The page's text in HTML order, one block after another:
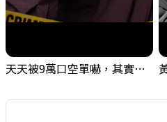
天天被9萬口空單嚇，其實你盯錯地方了｜Mr.Jimmy高志銘 #台股 #外資期貨 #融資